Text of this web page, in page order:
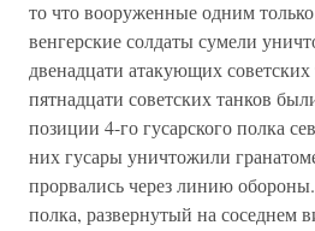
то что вооруженные одним
венгерские солдаты сумели
двенадцати атакующих
пятнадцати советских танков
позиции 4-го гусарского полка
них гусары уничтожили
прорвались через линию
полка, развернутый на соседнем